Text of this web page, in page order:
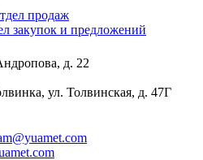
продаж
закупок и предложений
д. 22
ул. Толвинская, д. 47Г